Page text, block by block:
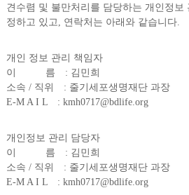
견수렴 및 불만처리를 담당하는 개인정보
정하고 있고, 연락처는 아래와 같습니다.
개인 정보 관리 책임자
이 름 : 김민희
소속 / 직위 : 줄기세포생명재단 과장
E-M A I L : kmh0717@bdlife.org
개인정보 관리 담당자
이 름 : 김민희
소속 / 직위 : 줄기세포생명재단 과장
E-M A I L : kmh0717@bdlife.org